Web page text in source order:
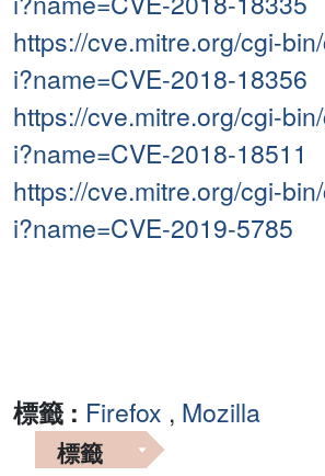
https://cve.mitre.org/cgi-
i?name=CVE-2018-18356
https://cve.mitre.org/cgi-
i?name=CVE-2018-18511
https://cve.mitre.org/cgi-
i?name=CVE-2019-5785
標籤 : Firefox , Mozilla
標籤